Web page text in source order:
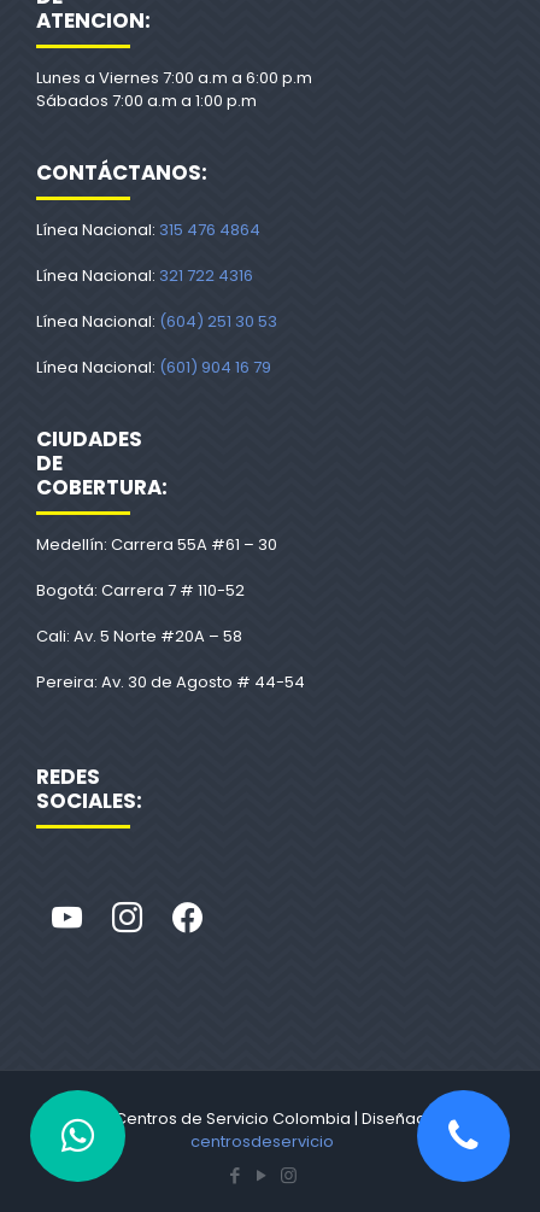
ATENCION:
Lunes a Viernes 7:00 a.m a 6:00 p.m
Sábados 7:00 a.m a 1:00 p.m
CONTÁCTANOS:
Línea Nacional: 315 476 4864
Línea Nacional: 321 722 4316
Línea Nacional: (604) 251 30 53
Línea Nacional: (601) 904 16 79
CIUDADES
DE
COBERTURA:
Medellín: Carrera 55A #61 – 30
Bogotá: Carrera 7 # 110-52
Cali: Av. 5 Norte #20A – 58
Pereira: Av. 30 de Agosto # 44-54
REDES
SOCIALES:
© 2022 Centros de Servicio Colombia | Diseñado por
centrosdeservicio